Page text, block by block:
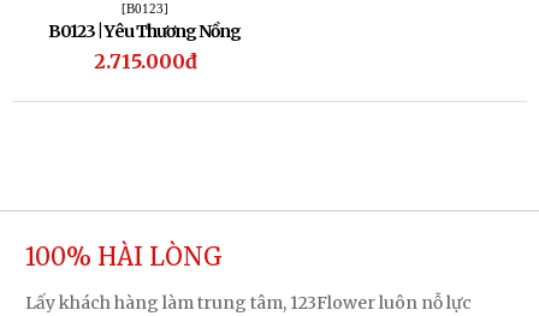
[B0123]
B0123 | Yêu Thương Nồng
Cháy
2.715.000đ
100% HÀI LÒNG
Lấy khách hàng làm trung tâm, 123Flower luôn nỗ lực